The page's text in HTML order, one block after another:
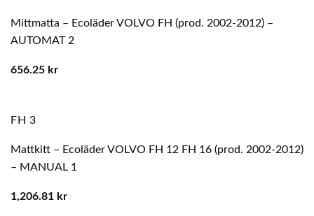
Mittmatta – Ecoläder VOLVO FH (prod. 2002-2012) –
AUTOMAT 2
656.25 kr
FH 3
Mattkitt – Ecoläder VOLVO FH 12 FH 16 (prod. 2002-2012)
– MANUAL 1
1,206.81 kr